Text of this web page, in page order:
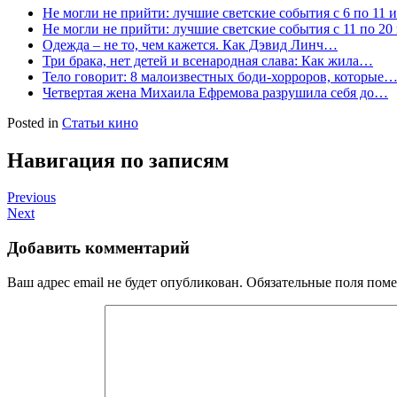
Не могли не прийти: лучшие светские события с 6 по 11
Не могли не прийти: лучшие светские события с 11 по
Одежда – не то, чем кажется. Как Дэвид Линч…
Три брака, нет детей и всенародная слава: Как жила…
Тело говорит: 8 малоизвестных боди-хорроров, которые…
Четвертая жена Михаила Ефремова разрушила себя до…
Posted in Статьи кино
Навигация по записям
Previous
Next
Добавить комментарий
Ваш адрес email не будет опубликован. Обязательные поля